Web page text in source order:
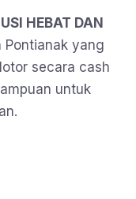
HEBAT DAN
Pontianak yang
secara cash
untuk